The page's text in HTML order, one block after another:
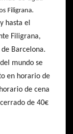
Filigrana.
hasta el
Filigrana,
Barcelona.
mundo se
en horario de
de cena
de 40€